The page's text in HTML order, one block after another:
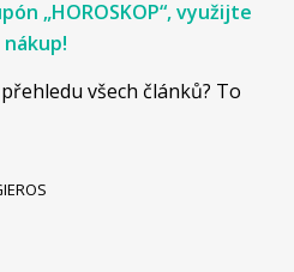
„HOROSKOP“, využijte
všech článků? To